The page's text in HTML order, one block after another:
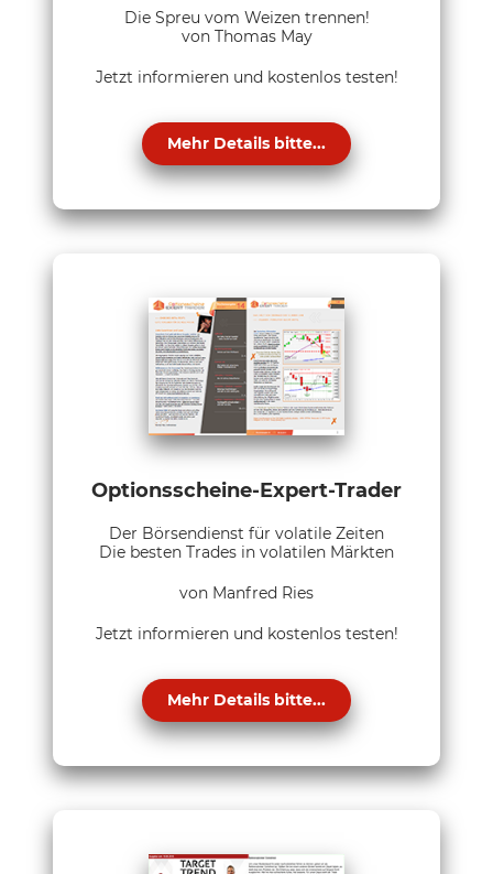
Die Spreu vom Weizen trennen!
von Thomas May
Jetzt informieren und kostenlos testen!
Mehr Details bitte...
Optionsscheine-Expert-Trader
Der Börsendienst für volatile Zeiten
Die besten Trades in volatilen Märkten
von Manfred Ries
Jetzt informieren und kostenlos testen!
Mehr Details bitte...